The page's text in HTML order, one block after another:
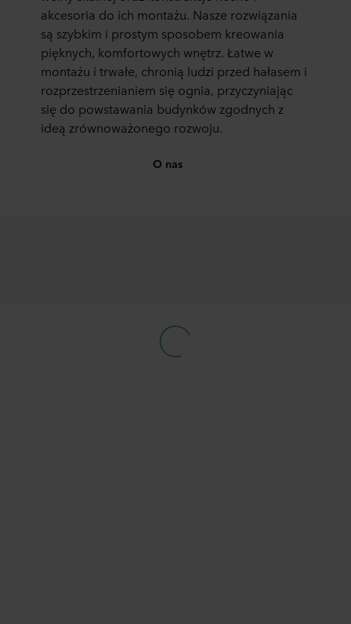
pliki cookie, a tym samym przetwarzać informacje o
Tobie za pośrednictwem plików cookie.
W dowolnej chwili możesz wycofać swoją zgodę w
deklaracji dotyczącej plików cookie w naszej witrynie.
Więcej informacji na temat korzystania przez nas z
plików cookie można znaleźć w rozdziale „Informacje”,
zaś na temat przetwarzania przez nas danych
akcesoria do ich montażu. Nasze rozwiązania
są szybkim i prostym sposobem kreowania
pięknych, komfortowych wnętrz. Łatwe w
montażu i trwałe, chronią ludzi przed hałasem i
rozprzestrzenianiem się ognia, przyczyniając
się do powstawania budynków zgodnych z
ideą zrównoważonego rozwoju.
O nas